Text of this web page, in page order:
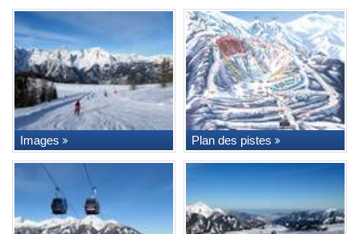
Images Plan des pistes